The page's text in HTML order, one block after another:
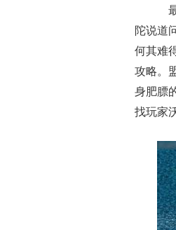
陀说道
何其难
攻略。
身肥膘
找玩家